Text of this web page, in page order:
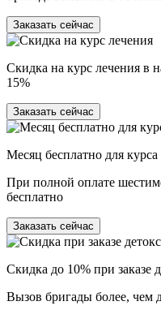
Заказать сейчас
Скидка на курс лечения в
15%
Заказать сейчас
Месяц бесплатно для
При полной оплате
бесплатно
Заказать сейчас
Скидка до 10% при заказе
Вызов бригады более, чем